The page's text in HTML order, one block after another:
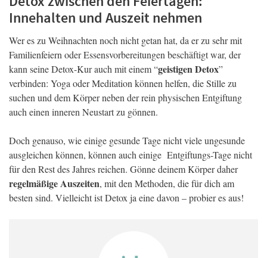
Innehalten und Auszeit nehmen
Wer es zu Weihnachten noch nicht getan hat, da er zu sehr mit
Familienfeiern oder Essensvorbereitungen beschäftigt war, der
kann seine Detox-Kur auch mit einem “geistigen Detox”
verbinden: Yoga oder Meditation können helfen, die Stille zu
suchen und dem Körper neben der rein physischen Entgiftung
auch einen inneren Neustart zu gönnen.
Doch genauso, wie einige gesunde Tage nicht viele ungesunde
ausgleichen können, können auch einige Entgiftungs-Tage nicht
für den Rest des Jahres reichen. Gönne deinem Körper daher
regelmäßige Auszeiten, mit den Methoden, die für dich am
besten sind. Vielleicht ist Detox ja eine davon – probier es aus!